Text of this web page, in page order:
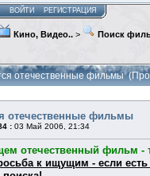
ВОЙТИ РЕГИСТРАЦИЯ
Кино, Видео.. > Поиск
отечественные фильмы
отечественные фильмы
: 03 Май 2006, 21:34
отечественный фильм -
к ищущим - если